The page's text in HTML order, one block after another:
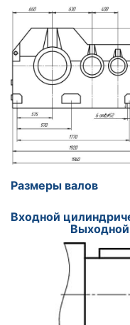
Размеры валов
Входной